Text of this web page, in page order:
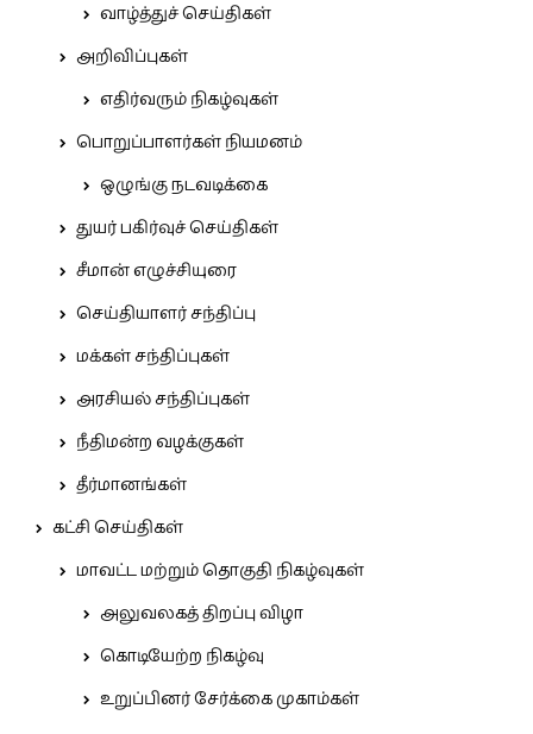
வாழ்த்துச் செய்திகள்
அறிவிப்புகள்
எதிர்வரும் நிகழ்வுகள்
பொறுப்பாளர்கள் நியமனம்
ஒழுங்கு நடவடிக்கை
துயர் பகிர்வுச் செய்திகள்
சீமான் எழுச்சியுரை
செய்தியாளர் சந்திப்பு
மக்கள் சந்திப்புகள்
அரசியல் சந்திப்புகள்
நீதிமன்ற வழக்குகள்
தீர்மானங்கள்
கட்சி செய்திகள்
மாவட்ட மற்றும் தொகுதி நிகழ்வுகள்
அலுவலகத் திறப்பு விழா
கொடியேற்ற நிகழ்வு
உறுப்பினர் சேர்க்கை முகாம்கள்